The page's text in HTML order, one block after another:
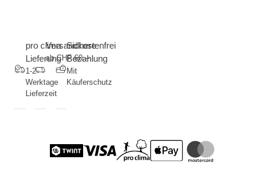
pro clima
Lieferung
1-2
Werktage
Lieferzeit
Versandkostenfrei
ab CHF 60.--
Sichere
Bezahlung
Mit
Käuferschutz